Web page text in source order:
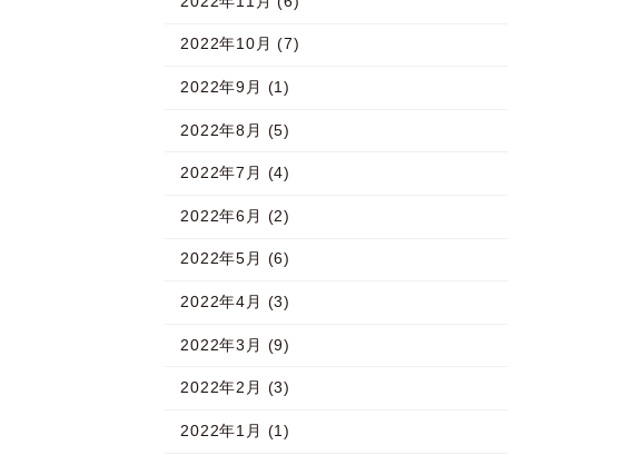
2022年10月 (7)
2022年9月 (1)
2022年8月 (5)
2022年7月 (4)
2022年6月 (2)
2022年5月 (6)
2022年4月 (3)
2022年3月 (9)
2022年2月 (3)
2022年1月 (1)